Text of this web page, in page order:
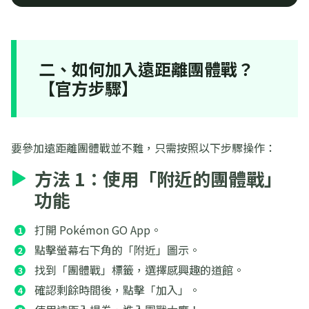
二、如何加入遠距離團體戰？
【官方步驟】
要參加遠距離團體戰並不難，只需按照以下步驟操作：
方法 1：使用「附近的團體戰」
功能
打開 Pokémon GO App。
點擊螢幕右下角的「附近」圖示。
找到「團體戰」標籤，選擇感興趣的道館。
確認剩餘時間後，點擊「加入」。